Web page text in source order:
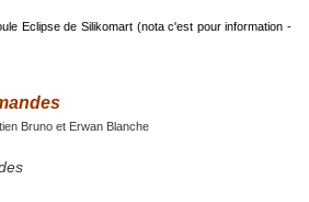
Eclipse de Silikomart (nota c'est pour information -
Bruno et Erwan Blanche